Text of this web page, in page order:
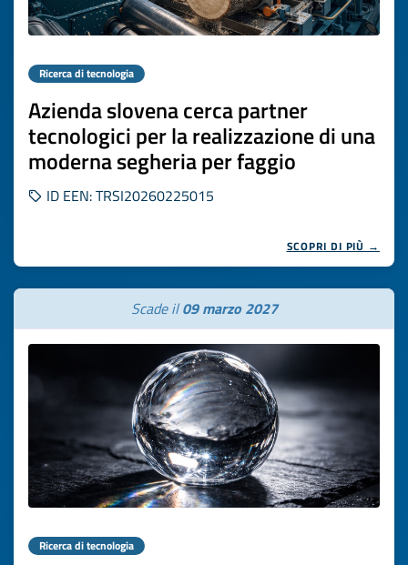
Ricerca di tecnologia
Azienda slovena cerca partner
tecnologici per la realizzazione di una
moderna segheria per faggio
ID EEN: TRSI20260225015
SCOPRI DI PIÙ →
Scade il09 marzo 2027
Ricerca di tecnologia